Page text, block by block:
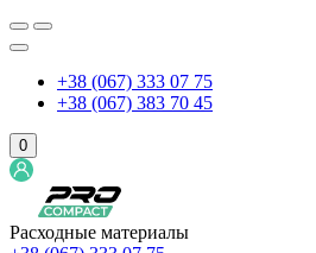
+38 (067) 333 07 75
+38 (067) 383 70 45
0
Расходные материалы